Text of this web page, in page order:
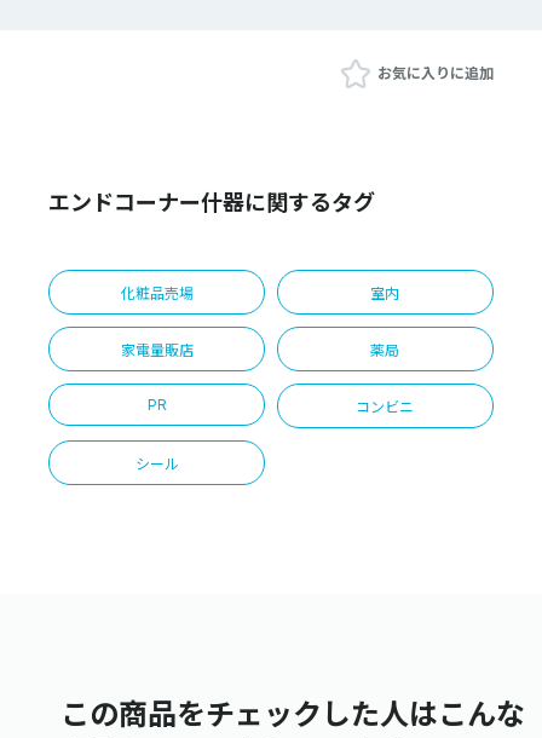
お気に入りに追加
エンドコーナー什器に関するタグ
化粧品売場 室内
家電量販店 薬局
PR コンビニ
シール
この商品をチェックした人はこんな